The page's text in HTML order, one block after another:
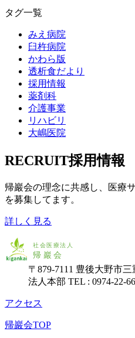
タグ一覧
みえ病院
臼杵病院
かわら版
透析食だより
採用情報
薬剤科
介護事業
リハビリ
大嶋医院
RECRUIT採用情報
帰巖会の理念に共感し、 医療
を募集してます。
詳しく見る
〒879-7111 豊後大野市三
法人本部 TEL : 0974-22-
アクセス
帰巖会TOP